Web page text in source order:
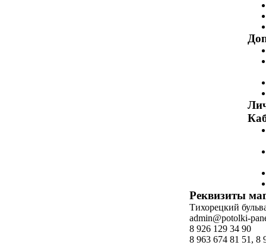
Реквизиты
Тихорецкий
admin@potolki-
8 926 129 34 90
8 963 674 81 51, 8